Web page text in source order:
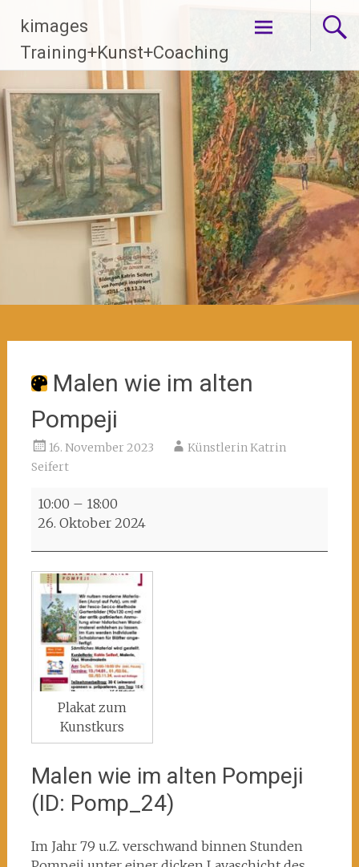
Inhalt
springen
kimages
Training+Kunst+Coaching
Malen wie im alten
Pompeji
16. November 2023
Künstlerin Katrin
Seifert
Malen
wie
alten
Pompeji
10:00 – 18:00
26. Oktober 2024
Plakat zum
Kunstkurs
Malen wie im alten Pompeji
(ID: Pomp_24)
Im Jahr 79 u.Z. verschwand binnen Stunden